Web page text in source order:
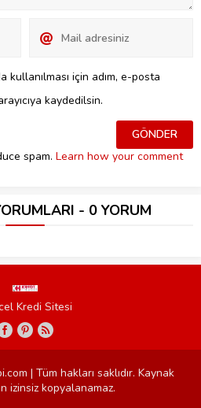
kullanılması için adım, e-posta
kaydedilsin.
spam. Learn how your comment
- 0 YORUM
Kredi Sitesi
| Tüm hakları saklıdır. Kaynak
izinsiz kopyalanamaz.